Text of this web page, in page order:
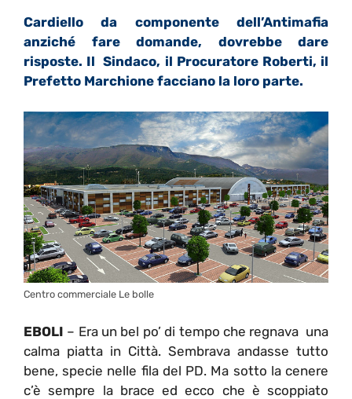
Cardiello da componente dell’Antimafia
anziché fare domande, dovrebbe dare
risposte. Il Sindaco, il Procuratore Roberti, il
Prefetto Marchione facciano la loro parte.
Centro commerciale Le bolle
EBOLI – Era un bel po’ di tempo che regnava una
calma piatta in Città. Sembrava andasse tutto
bene, specie nelle fila del PD. Ma sotto la cenere
c’è sempre la brace ed ecco che è scoppiato